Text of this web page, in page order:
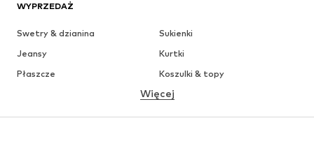
WYPRZEDAŻ
Swetry & dzianina
Sukienki
Jeansy
Kurtki
Płaszcze
Koszulki & topy
Bielizna
Spódnice
Bluzki & koszule
Więcej